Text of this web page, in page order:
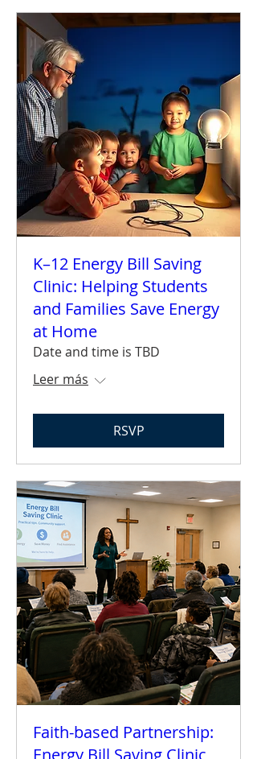
K–12 Energy Bill Saving
Clinic: Helping Students
and Families Save Energy
at Home
Date and time is TBD
Leer más
RSVP
Faith-based Partnership:
Energy Bill Saving Clinic